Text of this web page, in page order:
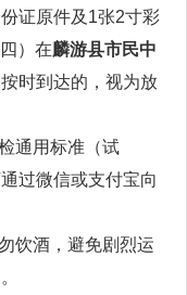
证原件及1张2寸彩
四）在 麟游县市民中
时到达的，视为放
通用标准（试
过微信或支付宝向
饮酒，避免剧烈运